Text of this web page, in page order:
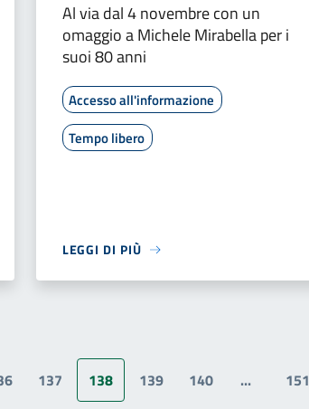
Al via dal 4 novembre con un
omaggio a Michele Mirabella per i
suoi 80 anni
Accesso all'informazione
Tempo libero
LEGGI DI PIÙ
137 138 139 140 ... 151